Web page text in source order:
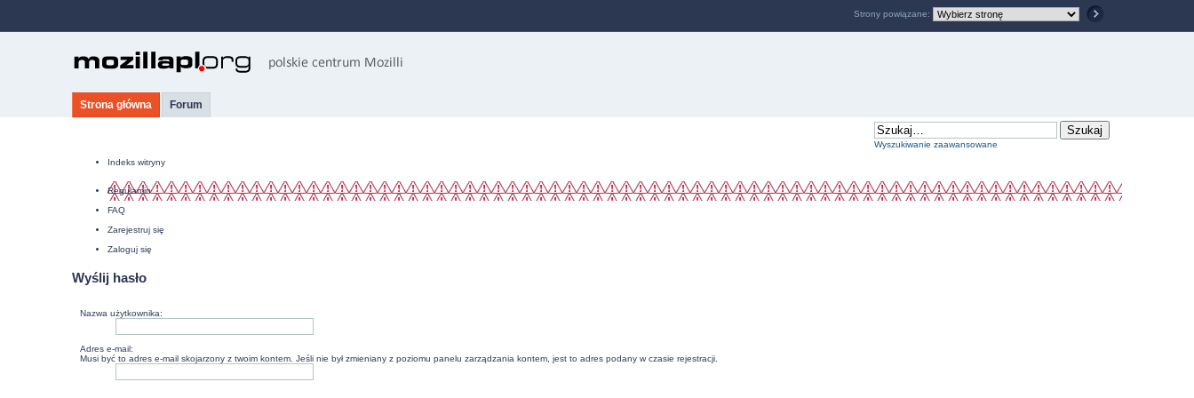
Strona główna Forum
Wyszukiwanie zaawansowane
Indeks witryny
Regulamin
FAQ
Zarejestruj się
Zaloguj się
Wyślij hasło
Nazwa użytkownika:
Adres e-mail:
Musi być to adres e-mail skojarzony z twoim kontem. Jeśli nie był zmieniany z poziomu panelu zarządzania kontem, jest to adres podany w czasie rejestracji.
Strony powiązane: